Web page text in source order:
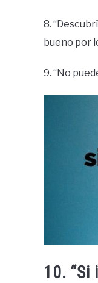
8.
bueno por
9. “No
10.